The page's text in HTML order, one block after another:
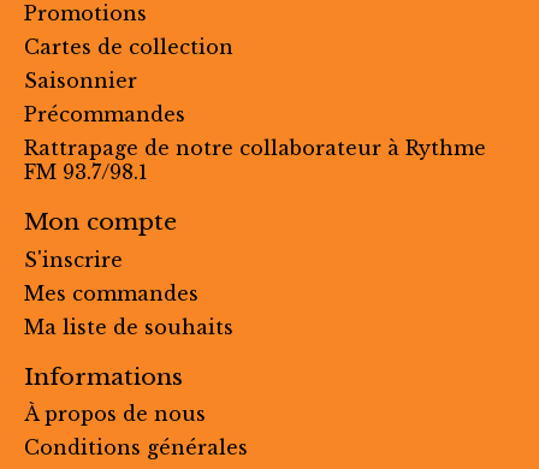
Promotions
Cartes de collection
Saisonnier
Précommandes
Rattrapage de notre collaborateur à Rythme
FM 93.7/98.1
Mon compte
S'inscrire
Mes commandes
Ma liste de souhaits
Informations
À propos de nous
Conditions générales